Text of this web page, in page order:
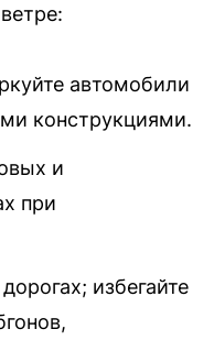
автомобили
конструкциями.
и
при
избегайте